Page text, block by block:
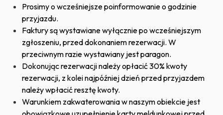
Prosimy o wcześniejsze poinformowanie o godzinie
przyjazdu.
Faktury są wystawiane wyłącznie po wcześniejszym
zgłoszeniu, przed dokonaniem rezerwacji. W
przeciwnym razie wystawiany jest paragon.
Dokonując rezerwacji należy opłacić 30% kwoty
rezerwacji, z kolei najpóźniej dzień przed przyjazdem
należy wpłacić resztę kwoty.
Warunkiem zakwaterowania w naszym obiekcie jest